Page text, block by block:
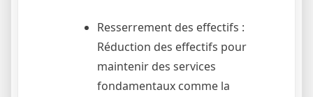
Resserrement des effectifs :
Réduction des effectifs pour
maintenir des services
fondamentaux comme la